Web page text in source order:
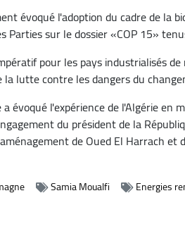
évoqué l'adoption du cadre de la
Parties sur le dossier «COP 15»
pour les pays industrialisés
la lutte contre les dangers du
évoqué l'expérience de l'Algérie en
du président de la
de Oued El Harrach et
Samia Moualfi Energies